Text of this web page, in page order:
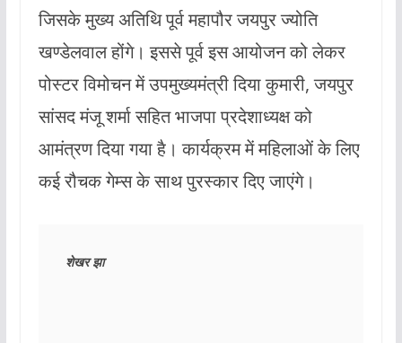
जिसके मुख्य अतिथि पूर्व महापौर जयपुर ज्योति
खण्डेलवाल होंगे। इससे पूर्व इस आयोजन को लेकर
पोस्टर विमोचन में उपमुख्यमंत्री दिया कुमारी, जयपुर
सांसद मंजू शर्मा सहित भाजपा प्रदेशाध्यक्ष को
आमंत्रण दिया गया है। कार्यक्रम में महिलाओं के लिए
कई रौचक गेम्स के साथ पुरस्कार दिए जाएंगे।
शेखर झा